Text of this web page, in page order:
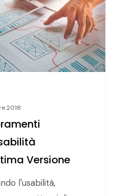
2018
Versione
l'usabilità,